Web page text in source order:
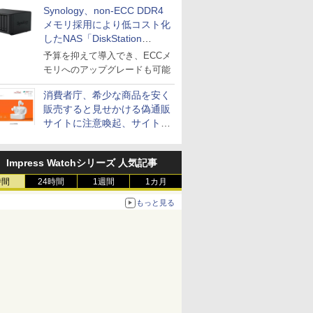
る～オプテージ
Synology、non-ECC DDR4
メモリ採用により低コスト化
したNAS「DiskStation
neo+」シリーズ
予算を抑えて導入でき、ECCメ
モリへのアップグレードも可能
消費者庁、希少な商品を安く
販売すると見せかける偽通販
サイトに注意喚起、サイト名
Impress Watchシリーズ 人気記事
24時間 1週間 1カ月
もっと見る